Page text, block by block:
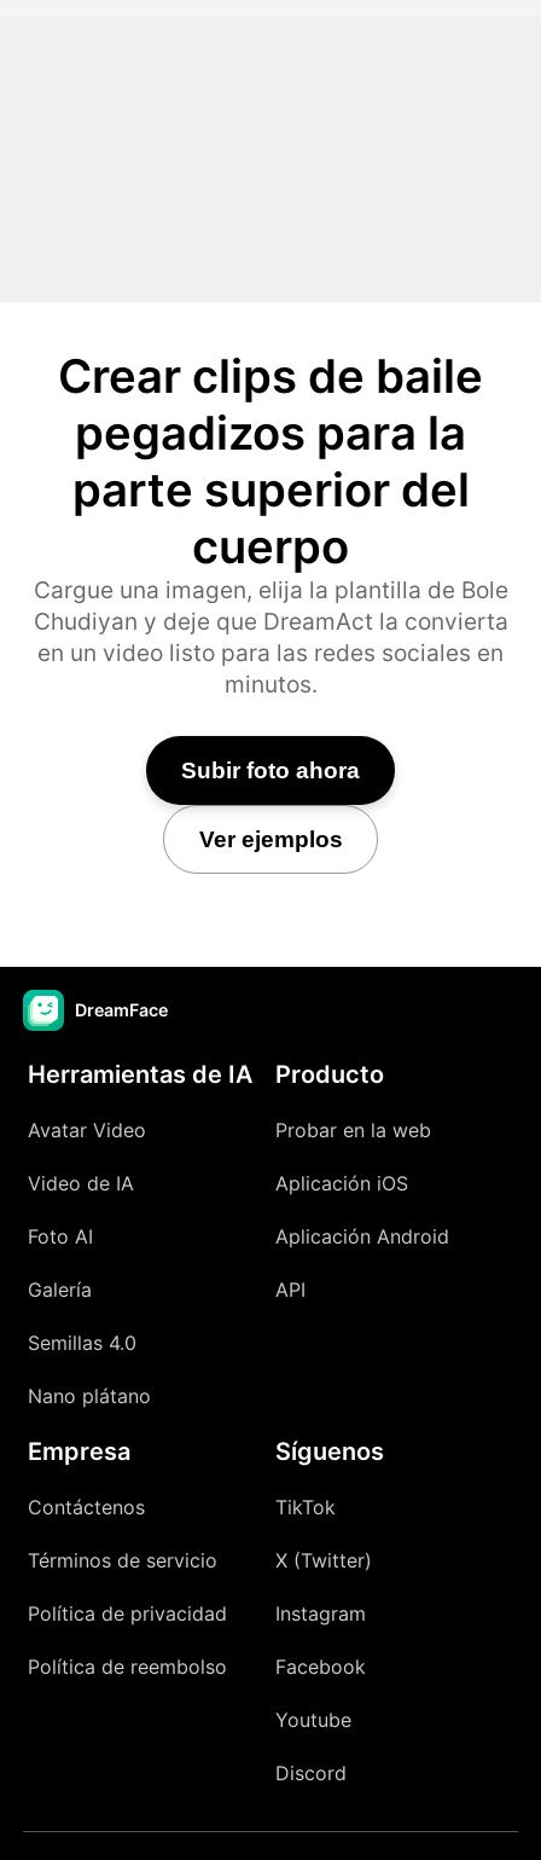
Crear clips de baile
pegadizos para la
parte superior del
cuerpo
Cargue una imagen, elija la plantilla de Bole
Chudiyan y deje que DreamAct la convierta
en un video listo para las redes sociales en
minutos.
Subir foto ahora
Ver ejemplos
DreamFace
Herramientas de IA
Avatar Video
Video de IA
Foto AI
Galería
Semillas 4.0
Nano plátano
Producto
Probar en la web
Aplicación iOS
Aplicación Android
API
Empresa
Contáctenos
Términos de servicio
Política de privacidad
Política de reembolso
Síguenos
TikTok
X (Twitter)
Instagram
Facebook
Youtube
Discord